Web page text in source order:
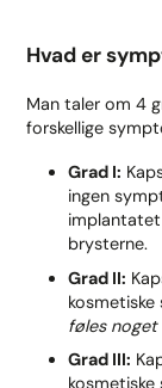
Hvad er
Man taler om 4
forskellige
Grad I:
ingen
implantatet
brysterne.
Grad II:
føles
Grad III: